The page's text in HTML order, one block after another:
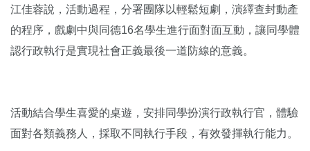
江佳蓉說，活動過程，分署團隊以輕鬆短劇，演繹查封動產
的程序，戲劇中與同德16名學生進行面對面互動，讓同學體
認行政執行是實現社會正義最後一道防線的意義。
活動結合學生喜愛的桌遊，安排同學扮演行政執行官，體驗
面對各類義務人，採取不同執行手段，有效發揮執行能力。